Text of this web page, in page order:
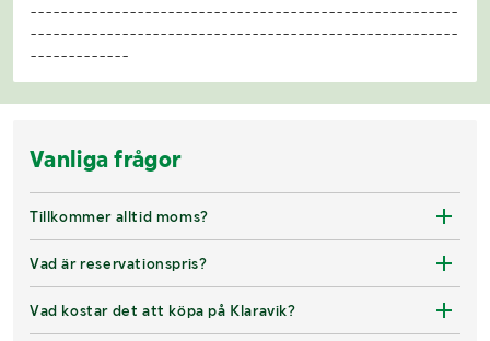
--------------------------------------------------------
--------------------------------------------------------
-------------
Vanliga frågor
Tillkommer alltid moms?
Vad är reservationspris?
Vad kostar det att köpa på Klaravik?